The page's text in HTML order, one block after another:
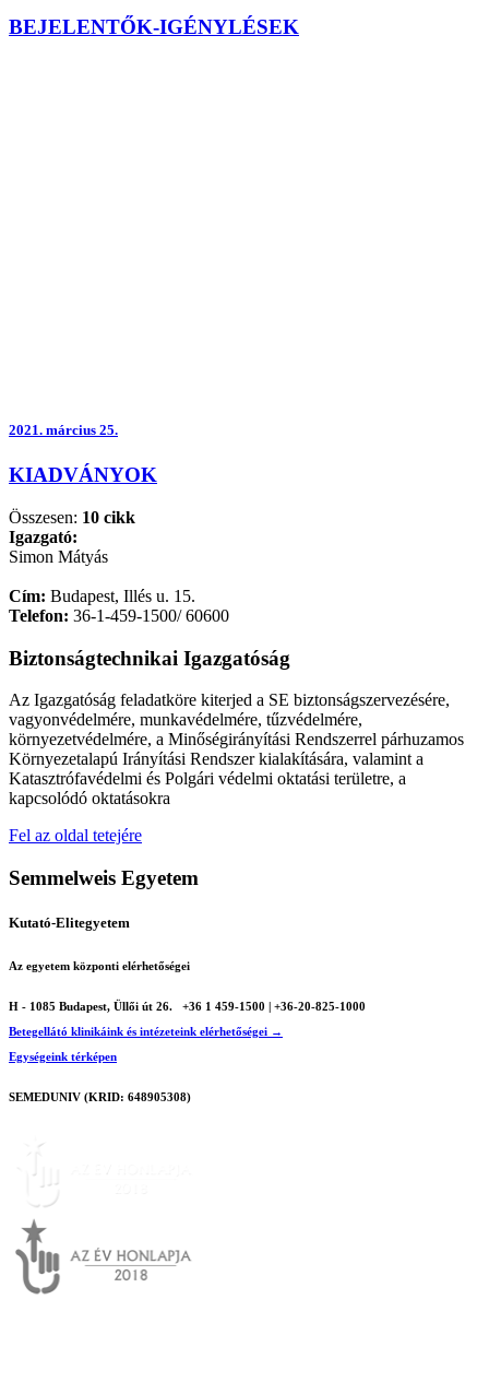
BEJELENTŐK-IGÉNYLÉSEK
2021. március 25.
KIADVÁNYOK
Összesen: 10 cikk
Igazgató:
Simon Mátyás
Cím: Budapest, Illés u. 15.
Telefon: 36-1-459-1500/ 60600
Biztonságtechnikai Igazgatóság
Az Igazgatóság feladatköre kiterjed a SE biztonságszervezésére,
vagyonvédelmére, munkavédelmére, tűzvédelmére,
környezetvédelmére, a Minőségirányítási Rendszerrel párhuzamos
Környezetalapú Irányítási Rendszer kialakítására, valamint a
Katasztrófavédelmi és Polgári védelmi oktatási területre, a
kapcsolódó oktatásokra
Fel az oldal tetejére
Semmelweis Egyetem
Kutató-Elitegyetem
Az egyetem központi elérhetőségei
H - 1085 Budapest, Üllői út 26.
+36 1 459-1500 | +36-20-825-1000
Betegellátó klinikáink és intézeteink elérhetőségei →
Egységeink térképen
SEMEDUNIV (KRID: 648905308)